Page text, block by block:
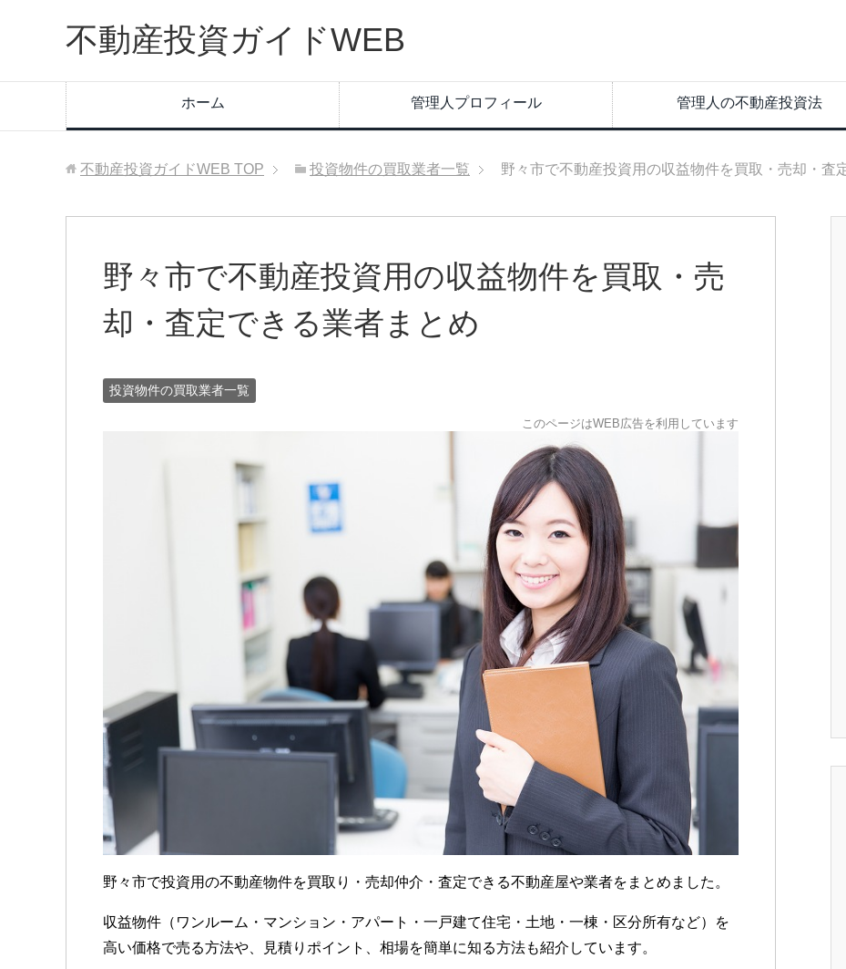
不動産投資ガイドWEB
ホーム 管理人プロフィール 管理人の不動産投資法
不動産投資ガイドWEB TOP 投資物件の買取業者一覧 野々市で不動産投資用の収益物件を買取・売却・査
野々市で不動産投資用の収益物件を買取・売
却・査定できる業者まとめ
投資物件の買取業者一覧
このページはWEB広告を利用しています
野々市で投資用の不動産物件を買取り・売却仲介・査定できる不動産屋や業者をまとめました。
収益物件（ワンルーム・マンション・アパート・一戸建て住宅・土地・一棟・区分所有など）を
高い価格で売る方法や、見積りポイント、相場を簡単に知る方法も紹介しています。